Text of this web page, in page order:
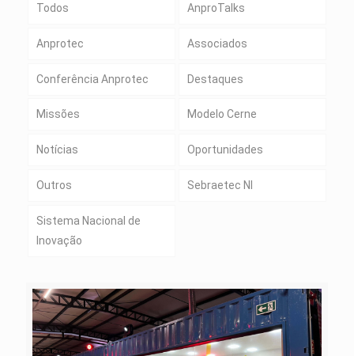
Todos AnproTalks
Anprotec Associados
Conferência Anprotec Destaques
Missões Modelo Cerne
Notícias Oportunidades
Outros Sebraetec NI
Sistema Nacional de
Inovação